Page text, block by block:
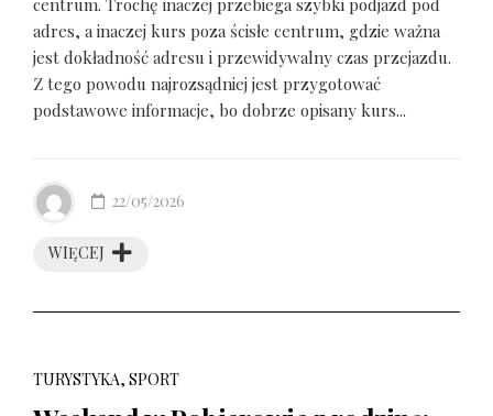
centrum. Trochę inaczej przebiega szybki podjazd pod
adres, a inaczej kurs poza ścisłe centrum, gdzie ważna
jest dokładność adresu i przewidywalny czas przejazdu.
Z tego powodu najrozsądniej jest przygotować
podstawowe informacje, bo dobrze opisany kurs...
WIĘCEJ
22/05/2026
TURYSTYKA, SPORT